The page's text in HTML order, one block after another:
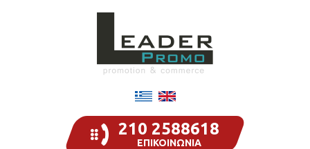
210 2588618
ΕΠΙΚΟΙΝΩΝΙΑ